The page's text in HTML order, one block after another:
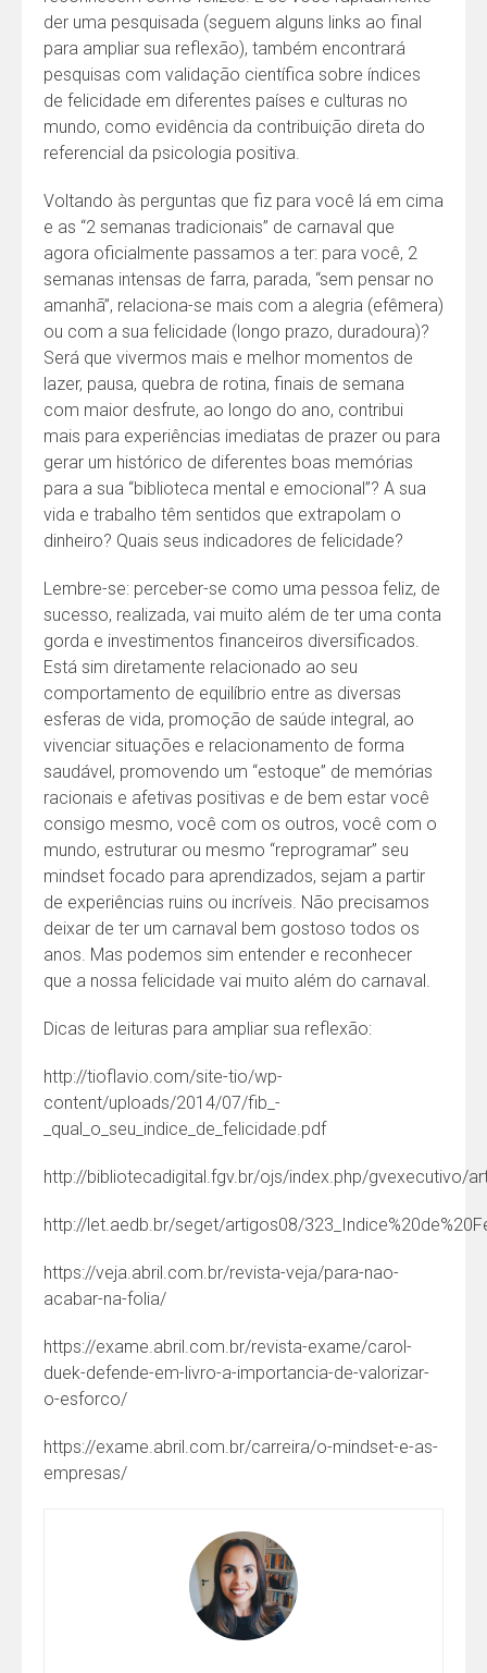
der uma pesquisada (seguem alguns links ao final
para ampliar sua reflexão), também encontrará
pesquisas com validação científica sobre índices
de felicidade em diferentes países e culturas no
mundo, como evidência da contribuição direta do
referencial da psicologia positiva.
Voltando às perguntas que fiz para você lá em cima
e as “2 semanas tradicionais” de carnaval que
agora oficialmente passamos a ter: para você, 2
semanas intensas de farra, parada, “sem pensar no
amanhã”, relaciona-se mais com a alegria (efêmera)
ou com a sua felicidade (longo prazo, duradoura)?
Será que vivermos mais e melhor momentos de
lazer, pausa, quebra de rotina, finais de semana
com maior desfrute, ao longo do ano, contribui
mais para experiências imediatas de prazer ou para
gerar um histórico de diferentes boas memórias
para a sua “biblioteca mental e emocional”? A sua
vida e trabalho têm sentidos que extrapolam o
dinheiro? Quais seus indicadores de felicidade?
Lembre-se: perceber-se como uma pessoa feliz, de
sucesso, realizada, vai muito além de ter uma conta
gorda e investimentos financeiros diversificados.
Está sim diretamente relacionado ao seu
comportamento de equilíbrio entre as diversas
esferas de vida, promoção de saúde integral, ao
vivenciar situações e relacionamento de forma
saudável, promovendo um “estoque” de memórias
racionais e afetivas positivas e de bem estar você
consigo mesmo, você com os outros, você com o
mundo, estruturar ou mesmo “reprogramar” seu
mindset focado para aprendizados, sejam a partir
de experiências ruins ou incríveis. Não precisamos
deixar de ter um carnaval bem gostoso todos os
anos. Mas podemos sim entender e reconhecer
que a nossa felicidade vai muito além do carnaval.
Dicas de leituras para ampliar sua reflexão:
http://tioflavio.com/site-tio/wp-
content/uploads/2014/07/fib_-
_qual_o_seu_indice_de_felicidade.pdf
http://bibliotecadigital.fgv.br/ojs/index.php/gvexecutivo/
http://let.aedb.br/seget/artigos08/
https://veja.abril.com.br/revista-veja/para-nao-
acabar-na-folia/
https://exame.abril.com.br/revista-exame/carol-
duek-defende-em-livro-a-importancia-de-valorizar-
o-esforco/
https://exame.abril.com.br/carreira/o-mindset-e-as-
empresas/